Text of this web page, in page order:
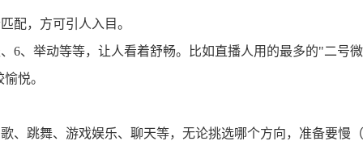
配，方可引人入目。
6、举动等等，让人看着舒畅。比如直播人用的最多的"二号微
悦。
、跳舞、游戏娱乐、聊天等，无论挑选哪个方向，准备要慢